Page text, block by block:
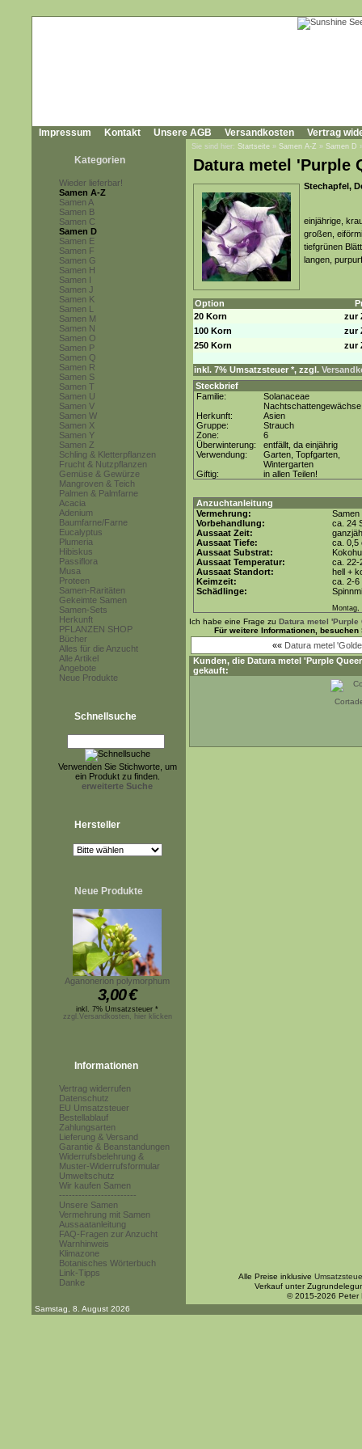
Impressum Kontakt Unsere AGB Versandkosten Vertrag
Kategorien
Wieder lieferbar!
Samen A-Z
Samen A
Samen B
Samen C
Samen D
Samen E
Samen F
Samen G
Samen H
Samen I
Samen J
Samen K
Samen L
Samen M
Samen N
Samen O
Samen P
Samen Q
Samen R
Samen S
Samen T
Samen U
Samen V
Samen W
Samen X
Samen Y
Samen Z
Schling & Kletterpflanzen
Frucht & Nutzpflanzen
Gemüse & Gewürze
Mangroven & Teich
Palmen & Palmfarne
Acacia
Adenium
Baumfarne/Farne
Eucalyptus
Plumeria
Hibiskus
Passiflora
Musa
Proteen
Samen-Raritäten
Gekeimte Samen
Samen-Sets
Herkunft
PFLANZEN SHOP
Bücher
Alles für die Anzucht
Alle Artikel
Angebote
Neue Produkte
Schnellsuche
Verwenden Sie Stichworte, um
ein Produkt zu finden.
erweiterte Suche
Hersteller
Neue Produkte
Aganonerion polymorphum
3,00€
inkl. 7% Umsatzsteuer *
zzgl.Versandkosten, hier klicken
Informationen
Vertrag widerrufen
Datenschutz
EU Umsatzsteuer
Bestellablauf
Zahlungsarten
Lieferung & Versand
Garantie & Beanstandungen
Widerrufsbelehrung &
Muster-Widerrufsformular
Umweltschutz
Wir kaufen Samen
------------------------
Unsere Samen
Vermehrung mit Samen
Aussaatanleitung
FAQ-Fragen zur Anzucht
Warnhinweis
Klimazone
Botanisches Wörterbuch
Link-Tipps
Danke
Sie sind hier: Startseite » Samen A-Z » Samen D
Datura metel 'Purple
Stechapfel,
einjährige,
großen,
tiefgrünen
langen,
Option
20 Korn
zur
100 Korn
zur
250 Korn
zur
inkl. 7% Umsatzsteuer *, zzgl.
Steckbrief
Familie:
Solanaceae
Nachtschattengewächse
Herkunft:
Asien
Gruppe:
Strauch
Zone:
6
Überwinterung:
entfällt, da einjährig
Verwendung:
Garten, Topfgarten,
Wintergarten
Giftig:
in allen Teilen!
Anzuchtanleitung
Vermehrung:
Samen
Vorbehandlung:
ca. 24
Aussaat Zeit:
Aussaat Tiefe:
ca. 0,5
Aussaat Substrat:
Aussaat Temperatur:
ca. 22-
Aussaat Standort:
hell +
Keimzeit:
ca. 2-6
Schädlinge:
Montag,
Ich habe eine Frage zu Datura metel 'Purple
Für weitere Informationen,
«« Datura metel
Kunden, die Datura metel 'Purple
gekauft:
Alle Preise inklusive
Verkauf unter
© 2015-2026 Peter
Samstag, 8. August 2026